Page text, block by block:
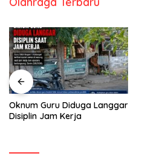
Oknum Guru Diduga Langgar
Disiplin Jam Kerja